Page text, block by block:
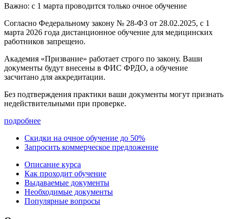
Важно: с 1 марта проводится только очное обучение
Согласно Федеральному закону № 28-ФЗ от 28.02.2025, с 1
марта 2026 года дистанционное обучение для медицинских
работников запрещено.
Академия «Призвание» работает строго по закону. Ваши
документы будут внесены в ФИС ФРДО, а обучение
засчитано для аккредитации.
Без подтверждения практики ваши документы могут признать
недействительными при проверке.
подробнее
Скидки на очное обучение до 50%
Запросить коммерческое предложение
Описание курса
Как проходит обучение
Выдаваемые документы
Необходимые документы
Популярные вопросы